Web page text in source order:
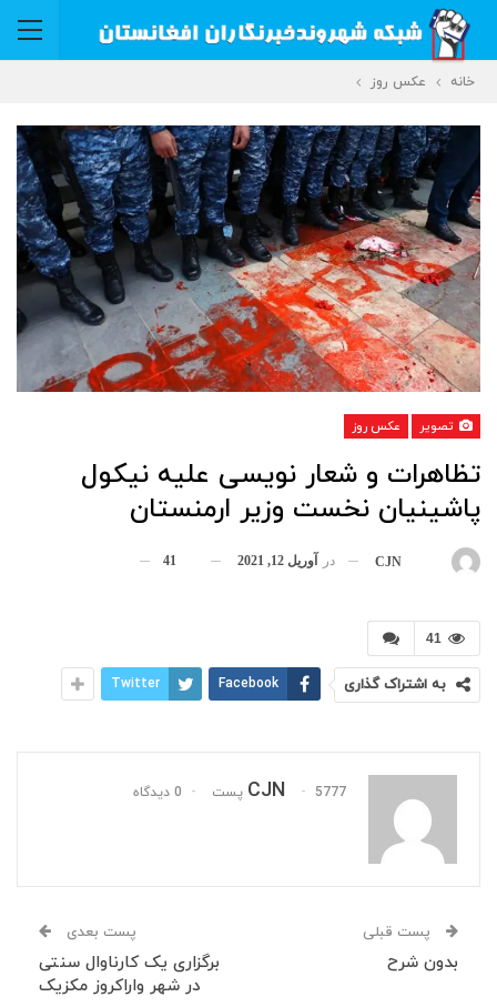
خانه عکس روز
تصویر عکس روز
تظاهرات و شعار نویسی علیه نیکول
پاشینیان نخست وزیر ارمنستان
CJN در آوریل 12, 2021 41
41
به اشتراک گذاری Facebook
Twitter
CJN 5777 پست 0 دیدگاه
پست قبلی
بدون شرح
پست بعدی
برگزاری یک کارناوال سنتی
در شهر واراکروز مکزیک